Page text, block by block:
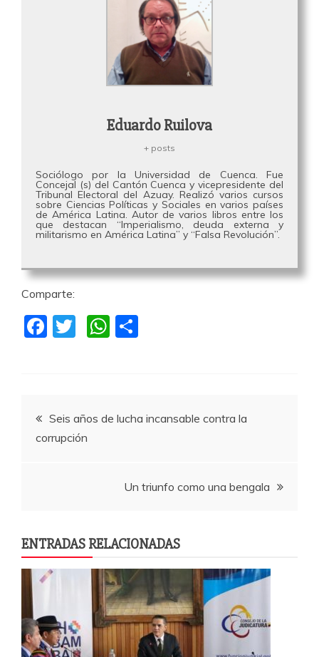
Eduardo Ruilova
+ posts
Sociólogo por la Universidad de Cuenca. Fue
Concejal (s) del Cantón Cuenca y vicepresidente del
Tribunal Electoral del Azuay. Realizó varios cursos
sobre Ciencias Políticas y Sociales en varios países
de América Latina. Autor de varios libros entre los
que destacan “Imperialismo, deuda externa y
militarismo en América Latina” y “Falsa Revolución”.
Comparte:
F
b
o
T
W
A a
Navegación
de
Seis años de lucha incansable contra la
corrupción
Un triunfo como una bengala
ENTRADAS RELACIONADAS